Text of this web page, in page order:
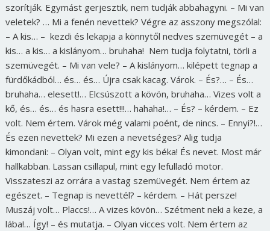
szorítják. Egymást gerjesztik, nem tudják abbahagyni. – Mi van
veletek? … Mi a fenén nevettek? Végre az asszony megszólal:
– A kis… – kezdi és lekapja a könnytől nedves szemüvegét – a
kis… a kis… a kislányom… bruhaha! Nem tudja folytatni, törli a
szemüvegét. – Mi van vele? – A kislányom… kilépett tegnap a
fürdőkádból… és… és… Újra csak kacag. Várok. – És?… – És…
bruhaha… elesett!… Elcsúszott a kövön, bruhaha… Vizes volt a
kő, és… és… és hasra esett!!!… hahaha!… – És? – kérdem. – Ez
volt. Nem értem. Várok még valami poént, de nincs. – Ennyi?!…
És ezen nevettek? Mi ezen a nevetséges? Alig tudja
kimondani: – Olyan volt, mint egy kis béka! És nevet. Most már
hallkabban. Lassan csillapul, mint egy lefulladó motor.
Visszateszi az orrára a vastag szemüvegét. Nem értem az
egészet. – Tegnap is nevettél? – kérdem. – Hát persze!
Muszáj volt… Placcs!… A vizes kövön… Szétment neki a keze, a
lába!… Így! – és mutatja. – Olyan vicces volt. Nem értem az